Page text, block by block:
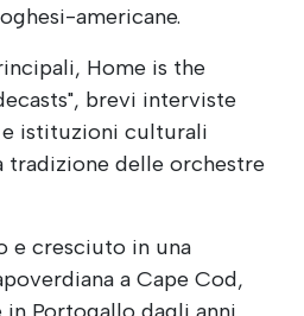
americane.
Home is the
brevi interviste
istituzioni culturali
tradizione delle orchestre
e cresciuto in una
a Cape Cod,